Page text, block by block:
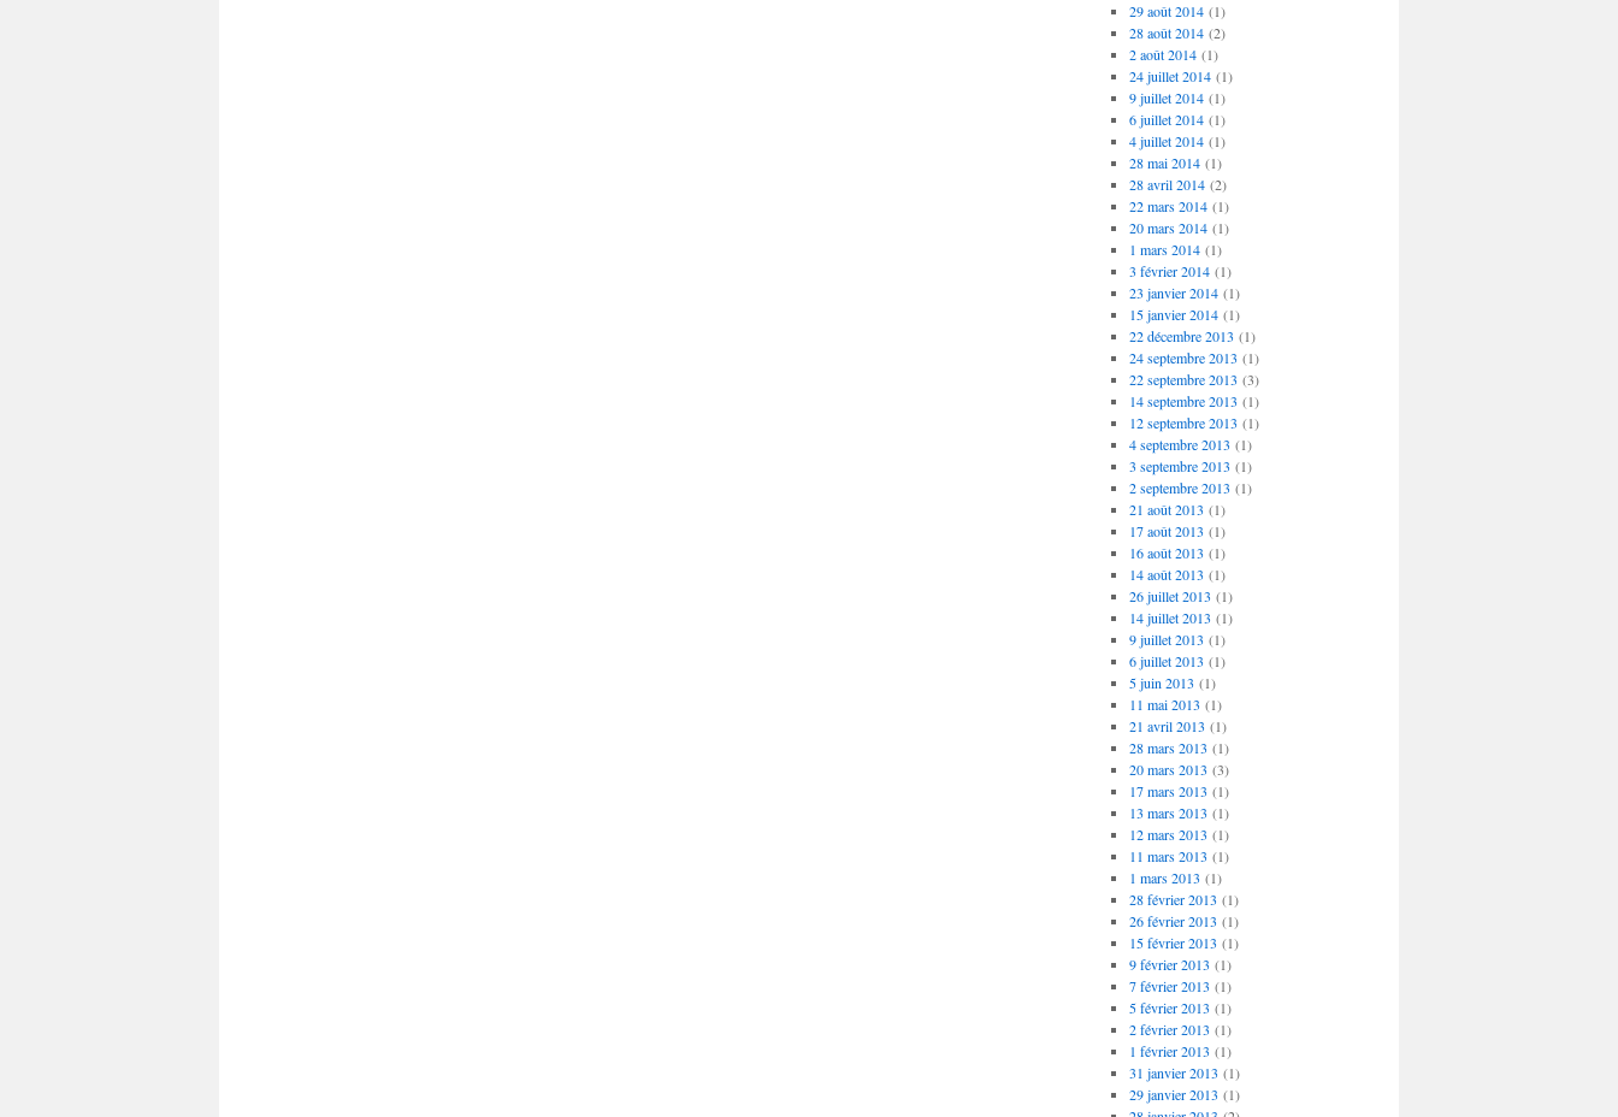
29 août 2014(1)
28 août 2014(2)
2 août 2014(1)
24 juillet 2014(1)
9 juillet 2014(1)
6 juillet 2014(1)
4 juillet 2014(1)
28 mai 2014(1)
28 avril 2014(2)
22 mars 2014(1)
20 mars 2014(1)
1 mars 2014(1)
3 février 2014(1)
23 janvier 2014(1)
15 janvier 2014(1)
22 décembre 2013 (1)
24 septembre 2013 (1)
22 septembre 2013 (3)
14 septembre 2013 (1)
12 septembre 2013 (1)
4 septembre 2013 (1)
3 septembre 2013 (1)
2 septembre 2013 (1)
21 août 2013 (1)
17 août 2013 (1)
16 août 2013 (1)
14 août 2013 (1)
26 juillet 2013 (1)
14 juillet 2013 (1)
9 juillet 2013 (1)
6 juillet 2013 (1)
5 juin 2013 (1)
11 mai 2013 (1)
21 avril 2013 (1)
28 mars 2013 (1)
20 mars 2013 (3)
17 mars 2013 (1)
13 mars 2013 (1)
12 mars 2013 (1)
11 mars 2013 (1)
1 mars 2013 (1)
28 février 2013 (1)
26 février 2013 (1)
15 février 2013 (1)
9 février 2013 (1)
7 février 2013 (1)
5 février 2013 (1)
2 février 2013 (1)
1 février 2013 (1)
31 janvier 2013 (1)
29 janvier 2013 (1)